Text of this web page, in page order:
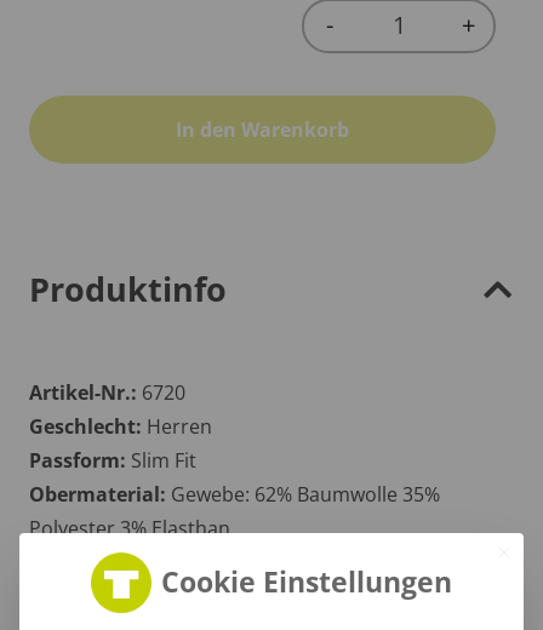
Quantity
- +
In den Warenkorb
Produktinfo
Artikel-Nr.: 6720
Geschlecht: Herren
Passform: Slim Fit
Obermaterial: Gewebe: 62% Baumwolle 35%
Polyester 3% Elasthan
Grammatur:
Zertifikate : OEKOTEX 100
Cookie Einstellungen